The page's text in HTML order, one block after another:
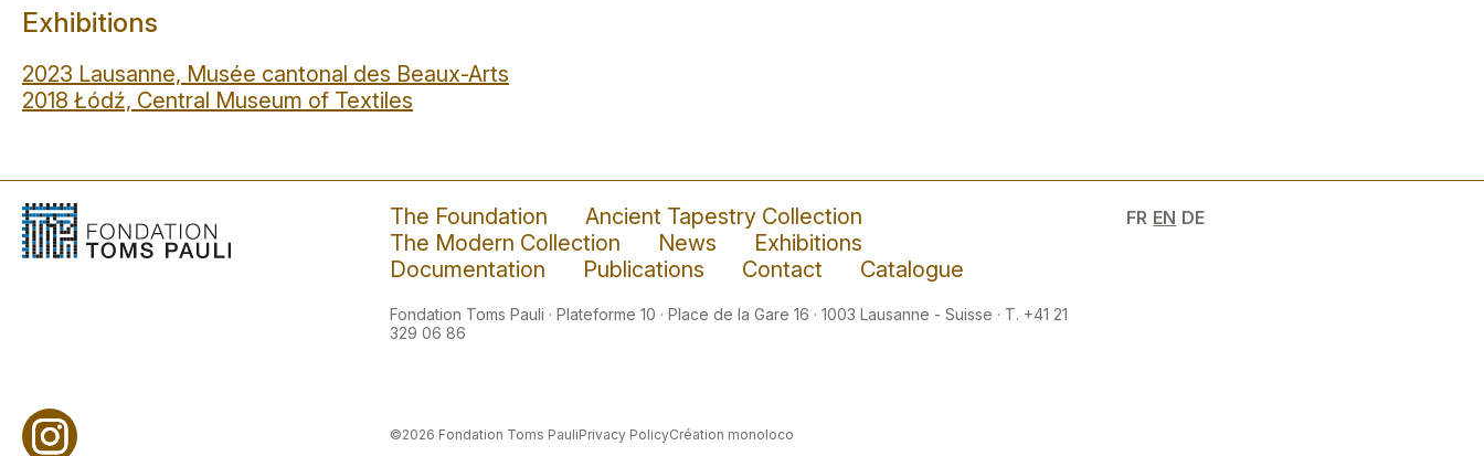
Exhibitions
2023 Lausanne, Musée cantonal des Beaux-Arts
2018 Łódź, Central Museum of Textiles
The Foundation
Ancient Tapestry Collection
The Modern Collection
News
Exhibitions
Documentation
Publications Contact Catalogue
Fondation Toms Pauli · Plateforme 10 · Place de la Gare 16 · 1003 Lausanne - Suisse · T. +41 21
329 06 86
FR EN DE
©2026 Fondation Toms PauliPrivacy PolicyCréation monoloco